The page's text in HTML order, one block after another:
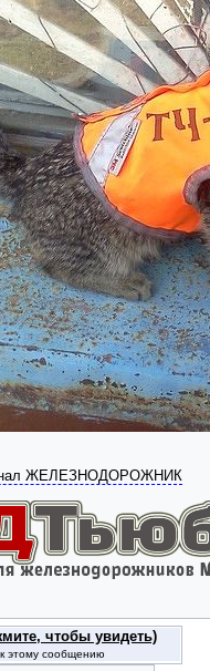
ЖЕЛЕЗНОДОРОЖНИК
чтобы увидеть)
этому сообщению